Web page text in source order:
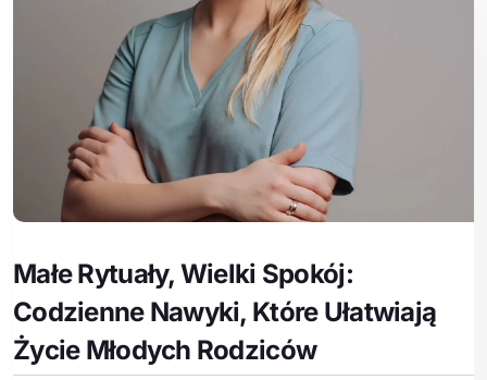
Małe Rytuały, Wielki Spokój:
Codzienne Nawyki, Które Ułatwiają
Życie Młodych Rodziców